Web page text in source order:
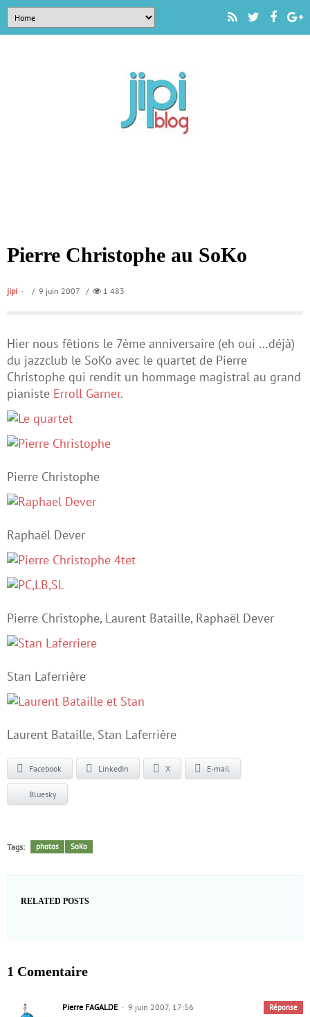
Pierre Christophe au SoKo
jipi / 9 juin 2007 / 1 483
Hier nous fêtions le 7ème anniversaire (eh oui …déjà)
du jazzclub le SoKo avec le quartet de Pierre
Christophe qui rendit un hommage magistral au grand
pianiste Erroll Garner.
Pierre Christophe
Raphaël Dever
Pierre Christophe, Laurent Bataille, Raphaël Dever
Stan Laferrière
Laurent Bataille, Stan Laferrière
Facebook LinkedIn X E-mail
Bluesky
Tags: photos SoKo
RELATED POSTS
1 Comentaire
Pierre FAGALDE 9 juin 2007, 17:56 Réponse